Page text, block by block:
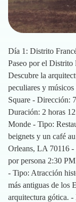
Día 1: Distrito
Paseo por el Distrito
Descubre la
peculiares y
Square - Dirección:
Duración: 2 horas
Monde - Tipo:
beignets y un café
Orleans, LA 70116 -
por persona 2:30
- Tipo: Atracción
más antiguas de los
arquitectura gótica.